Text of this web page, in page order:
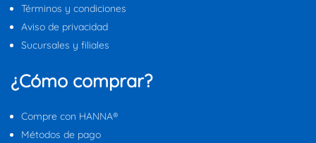
Términos y condiciones
Aviso de privacidad
Sucursales y filiales
¿Cómo comprar?
Compre con HANNA®
Métodos de pago